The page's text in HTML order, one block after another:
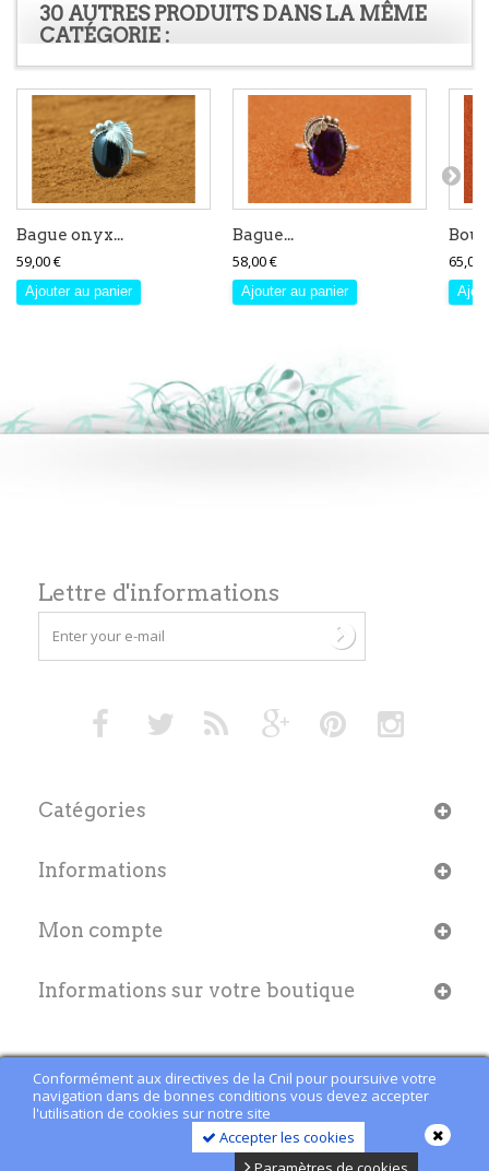
Conformément aux directives de la Cnil pour poursuive votre
navigation dans de bonnes conditions vous devez accepter
l'utilisation de cookies sur notre site
Accepter les cookies
30 AUTRES PRODUITS DANS LA MÊME
CATÉGORIE :
Bague onyx...
59,00 €
Ajouter au panier
Bague...
58,00 €
Ajouter au panier
65,00
Lettre d'informations
Catégories
Informations
Mon compte
Informations sur votre boutique